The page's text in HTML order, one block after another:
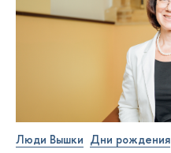
Люди Вышки Дни рождения